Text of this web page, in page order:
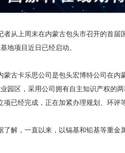
者从上周末在内蒙古包头市召开的首届
地项目近日已经启动。
蒙古卡乐思公司是包头宏博特公司在内
园区，采用公司拥有自主知识产权的
项已经完成，正在加紧办理规划、环评
了解，一直以来，以镉基和铅基等重金